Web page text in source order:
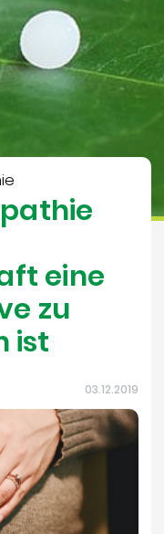
eine
zu
ist
03.12.2019